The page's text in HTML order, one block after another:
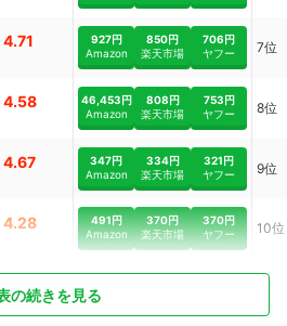
4.71
927円
Amazon
850円
楽天市場
706円
ヤフー
7位
4.58
46,453円
Amazon
808円
楽天市場
753円
ヤフー
8位
4.67
347円
Amazon
334円
楽天市場
321円
ヤフー
9位
4.28
491円
Amazon
370円
楽天市場
370円
ヤフー
10位
の続きを見る